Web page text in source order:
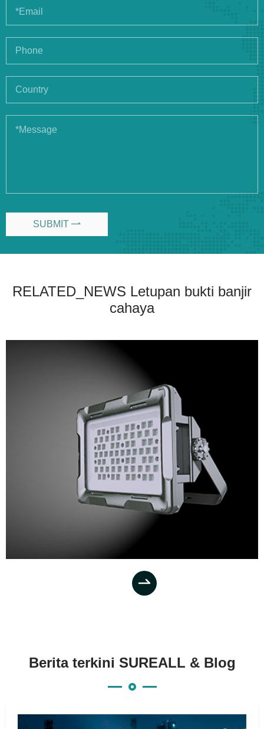
SUBMIT 
RELATED_NEWS Letupan bukti banjir
cahaya

Berita terkini SUREALL & Blog